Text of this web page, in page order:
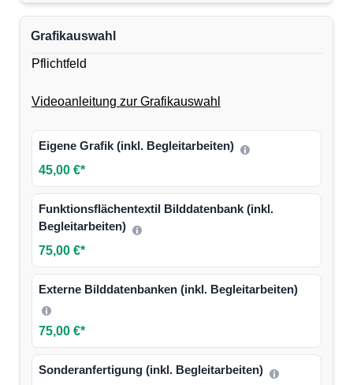
Grafikauswahl
Pflichtfeld
Videoanleitung zur Grafikauswahl
Eigene Grafik (inkl. Begleitarbeiten)
45,00 €*
Funktionsflächentextil Bilddatenbank (inkl.
Begleitarbeiten)
75,00 €*
Externe Bilddatenbanken (inkl. Begleitarbeiten)
75,00 €*
Sonderanfertigung (inkl. Begleitarbeiten)